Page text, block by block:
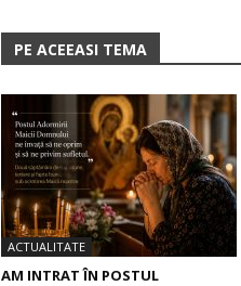
PE ACEEASI TEMA
ACTUALITATE
AM INTRAT ÎN POSTUL